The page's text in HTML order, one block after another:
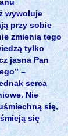
wywołuje
przy sobie
zmienią tego
tylko
jasna Pan
–
serca
Nie
się,
się